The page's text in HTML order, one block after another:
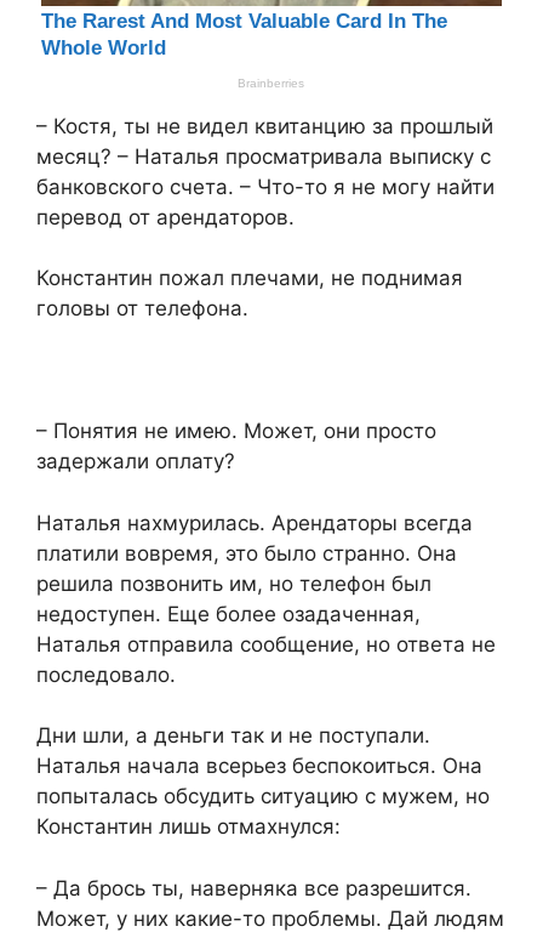
– Костя, ты не видел квитанцию за прошлый
месяц? – Наталья просматривала выписку с
банковского счета. – Что-то я не могу найти
перевод от арендаторов.​
​Константин пожал плечами, не поднимая
головы от телефона.​
​– Понятия не имею. Может, они просто
задержали оплату?​
​Наталья нахмурилась. Арендаторы всегда
платили вовремя, это было странно. Она
решила позвонить им, но телефон был
недоступен. Еще более озадаченная,
Наталья отправила сообщение, но ответа не
последовало.​
​Дни шли, а деньги так и не поступали.
Наталья начала всерьез беспокоиться. Она
попыталась обсудить ситуацию с мужем, но
Константин лишь отмахнулся:​
​– Да брось ты, наверняка все разрешится.
Может, у них какие-то проблемы. Дай людям